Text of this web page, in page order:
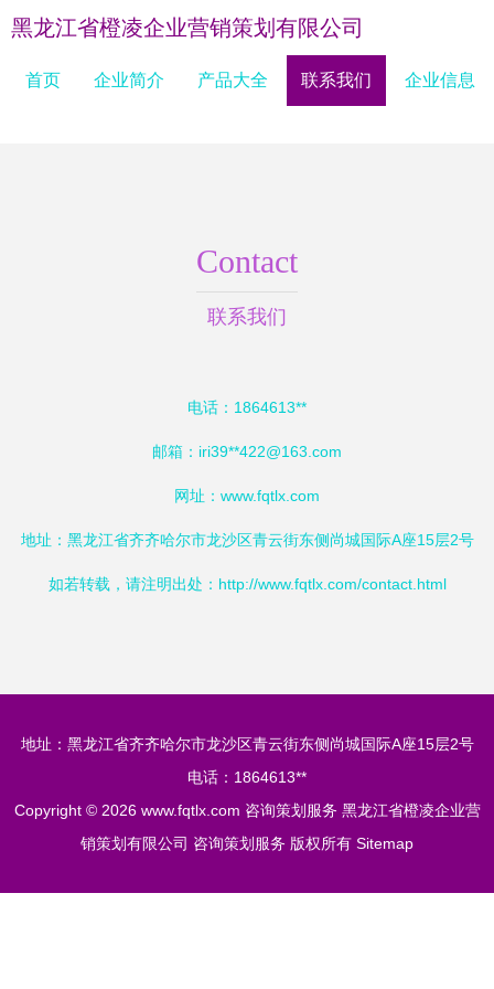
黑龙江省橙凌企业营销策划有限公司
首页 企业简介 产品大全 联系我们 企业信息
Contact
联系我们
电话：1864613**
邮箱：iri39**422@163.com
网址： www.fqtlx.com
地址：黑龙江省齐齐哈尔市龙沙区青云街东侧尚城国际A座15层2号
如若转载，请注明出处：http://www.fqtlx.com/contact.html
地址：黑龙江省齐齐哈尔市龙沙区青云街东侧尚城国际A座15层2号
电话：1864613**
Copyright © 2026 www.fqtlx.com 咨询策划服务 黑龙江省橙凌企业营
销策划有限公司 咨询策划服务 版权所有 Sitemap